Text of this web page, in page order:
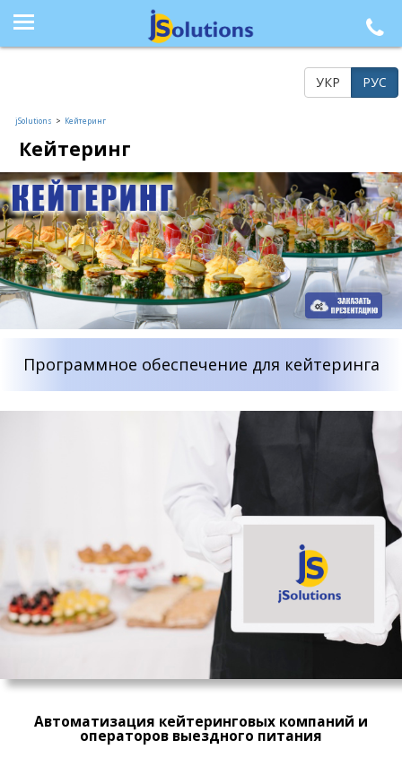
+38 (044) 564-77-33, +38 (095) 617-41-15, +38 (066) 986-85-23, +38 (073) 218-42-21
УКР РУС
jSolutions > Кейтеринг
Кейтеринг
Программное обеспечение для кейтеринга
Автоматизация кейтеринговых компаний и
операторов выездного питания